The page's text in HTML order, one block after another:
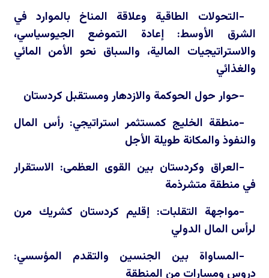
-التحولات الطاقية وعلاقة المناخ بالموارد في
الشرق الأوسط: إعادة التموضع الجيوسياسي،
والاستراتيجيات المالية، والسباق نحو الأمن المائي
والغذائي
-حوار حول الحوكمة والازدهار ومستقبل كردستان
-منطقة الخليج كمستثمر استراتيجي: رأس المال
والنفوذ والمكانة طويلة الأجل
-العراق وكردستان بين القوى العظمى: الاستقرار
في منطقة متشرذمة
-مواجهة التقلبات: إقليم كردستان كشريك مرن
لرأس المال الدولي
-المساواة بين الجنسين والتقدم المؤسسي:
دروس ومسارات من المنطقة